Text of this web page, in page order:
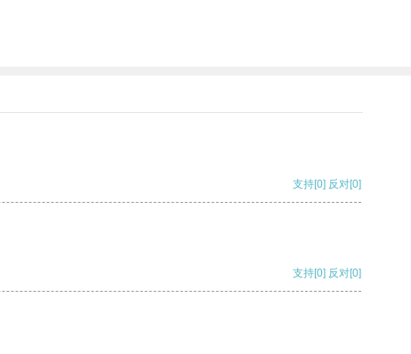
支持[0] 反对[0]
支持[0] 反对[0]